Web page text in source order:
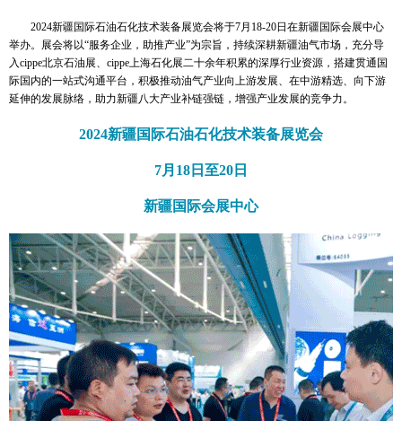
2024新疆国际石油石化技术装备展览会将于7月18-20日在新疆国际会展中心
举办。展会将以“服务企业，助推产业”为宗旨，持续深耕新疆油气市场，充分导
入cippe北京石油展、cippe上海石化展二十余年积累的深厚行业资源，搭建贯通国
际国内的一站式沟通平台，积极推动油气产业向上游发展、在中游精选、向下游
延伸的发展脉络，助力新疆八大产业补链强链，增强产业发展的竞争力。
2024新疆国际石油石化技术装备展览会
7月18日至20日
新疆国际会展中心